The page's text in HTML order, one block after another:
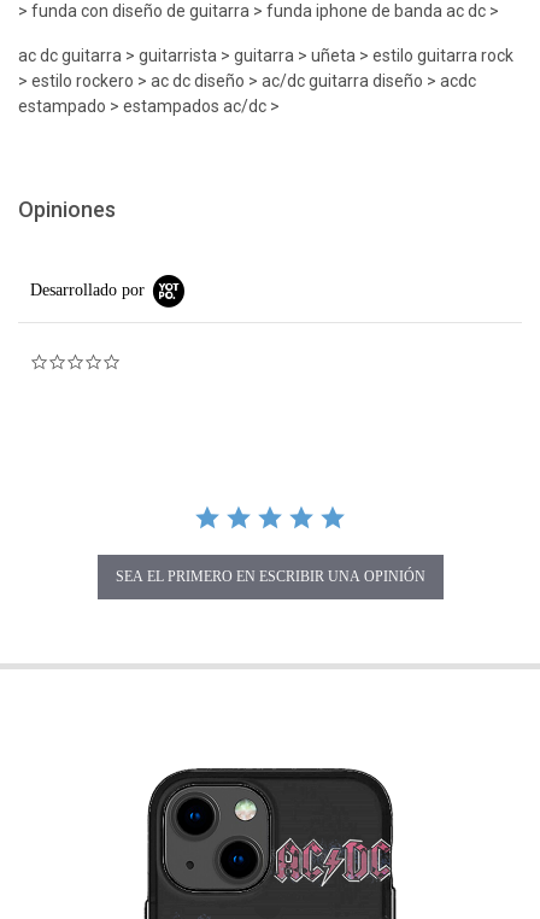
> funda con diseño de guitarra > funda iphone de banda ac dc >
ac dc guitarra > guitarrista > guitarra > uñeta > estilo guitarra rock
> estilo rockero > ac dc diseño > ac/dc guitarra diseño > acdc
estampado > estampados ac/dc >
Opiniones
Desarrollado por
SEA EL PRIMERO EN ESCRIBIR UNA OPINIÓN